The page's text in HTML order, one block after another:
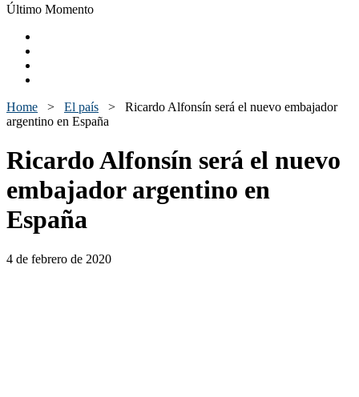
Último Momento
Home > El país > Ricardo Alfonsín será el nuevo embajador
argentino en España
Ricardo Alfonsín será el nuevo
embajador argentino en
España
4 de febrero de 2020